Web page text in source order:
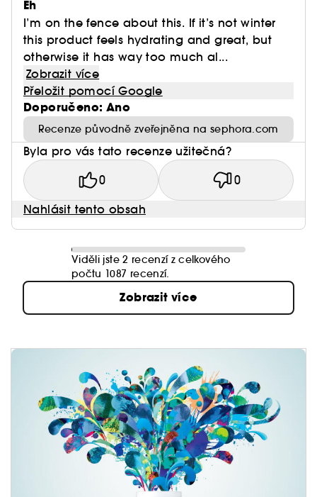
Eh
I’m on the fence about this. If it’s not winter
this product feels hydrating and great, but
otherwise it has way too much al...
Zobrazit více
Přeložit pomocí Google
Doporučeno: Ano
Recenze původně zveřejněna na sephora.com
Byla pro vás tato recenze užitečná?
0 0
Nahlásit tento obsah
Viděli jste 2 recenzí z celkového
počtu 1087 recenzí.
Zobrazit více